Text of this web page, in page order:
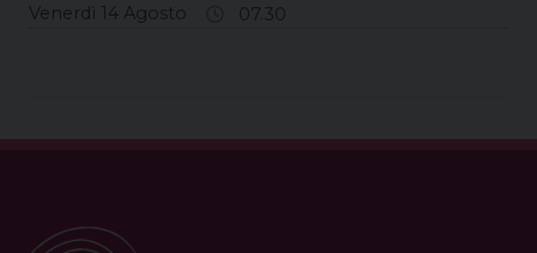
Venerdì 14 Agosto
07.30